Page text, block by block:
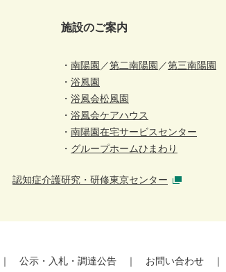
施設のご案内
南陽園 ／第二南陽園 ／第三南陽園
浴風園
浴風会松風園
浴風会ケアハウス
南陽園在宅サービスセンター
グループホームひまわり
認知症介護研究・研修東京センター
公示・入札・調達公告 お問い合わせ